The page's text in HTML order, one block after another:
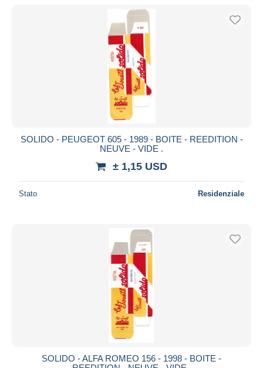
SOLIDO - PEUGEOT 605 - 1989 - BOITE - REEDITION -
NEUVE - VIDE .
± 1,15 USD
Stato Residenziale
SOLIDO - ALFA ROMEO 156 - 1998 - BOITE -